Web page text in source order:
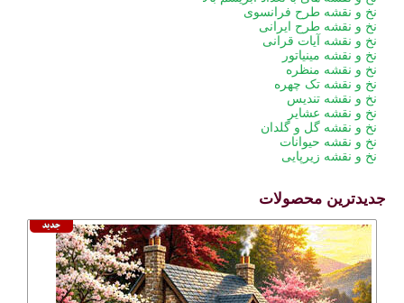
ناوبری
نخ و نقشه طرح فرانسوی
نخ و نقشه طرح ایرانی
نخ و نقشه آیات قرانی
نخ و نقشه مینیاتور
نخ و نقشه منظره
نخ و نقشه تک چهره
نخ و نقشه تندیس
نخ و نقشه عشایر
نخ و نقشه گل و گلدان
نخ و نقشه حیوانات
نخ و نقشه زیرپایی
جدیدترین محصولات